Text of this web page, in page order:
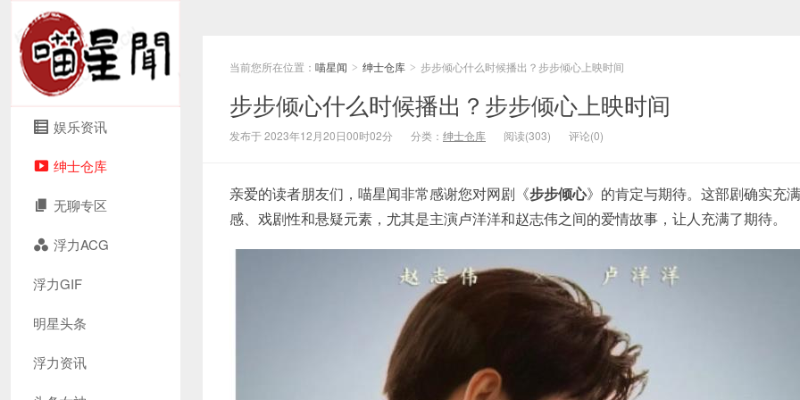
娱乐资讯
绅士仓库
无聊专区
浮力ACG
浮力GIF
明星头条
浮力资讯
当前您所在位置： 喵星闻 > 绅士仓库 > 步步倾心什么时候播出？步步倾心上映时间
步步倾心什么时候播出？步步倾心上映时间
发布于 2023年12月20日00时02分 分类： 绅士仓库 阅读(303) 评论(0)
亲爱的读者朋友们，喵星闻非常感谢您对网剧《步步倾心》的肯定与期待。这部剧确实充
感、戏剧性和悬疑元素，尤其是主演卢洋洋和赵志伟之间的爱情故事，让人充满了期待。